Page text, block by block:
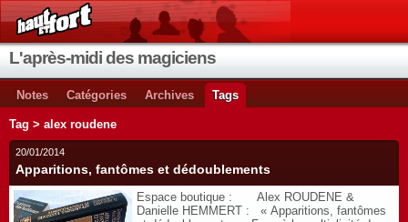
L'après-midi des magiciens
Notes Catégories Archives Tags
Tag > alex roudene
20/01/2014
Apparitions, fantômes et dédoublements
Espace boutique : Alex ROUDENE &
Danielle HEMMERT : « Apparitions, fantômes